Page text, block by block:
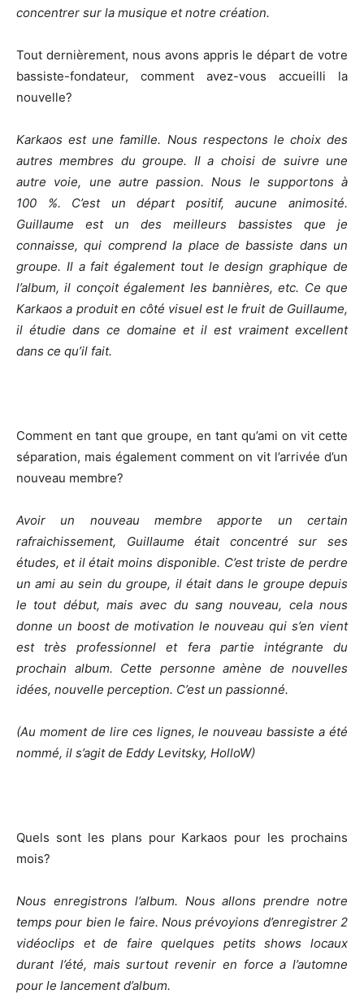
concentrer sur la musique et notre création.
Tout dernièrement, nous avons appris le départ de votre
bassiste-fondateur, comment avez-vous accueilli la
nouvelle?
Karkaos est une famille. Nous respectons le choix des
autres membres du groupe. Il a choisi de suivre une
autre voie, une autre passion. Nous le supportons à
100 %. C’est un départ positif, aucune animosité.
Guillaume est un des meilleurs bassistes que je
connaisse, qui comprend la place de bassiste dans un
groupe. Il a fait également tout le design graphique de
l’album, il conçoit également les bannières, etc. Ce que
Karkaos a produit en côté visuel est le fruit de Guillaume,
il étudie dans ce domaine et il est vraiment excellent
dans ce qu’il fait.
Comment en tant que groupe, en tant qu’ami on vit cette
séparation, mais également comment on vit l’arrivée d’un
nouveau membre?
Avoir un nouveau membre apporte un certain
rafraichissement, Guillaume était concentré sur ses
études, et il était moins disponible. C’est triste de perdre
un ami au sein du groupe, il était dans le groupe depuis
le tout début, mais avec du sang nouveau, cela nous
donne un boost de motivation le nouveau qui s’en vient
est très professionnel et fera partie intégrante du
prochain album. Cette personne amène de nouvelles
idées, nouvelle perception. C’est un passionné.
(Au moment de lire ces lignes, le nouveau bassiste a été
nommé, il s’agit de Eddy Levitsky, HolloW)
Quels sont les plans pour Karkaos pour les prochains
mois?
Nous enregistrons l’album. Nous allons prendre notre
temps pour bien le faire. Nous prévoyions d’enregistrer 2
vidéoclips et de faire quelques petits shows locaux
durant l’été, mais surtout revenir en force a l’automne
pour le lancement d’album.